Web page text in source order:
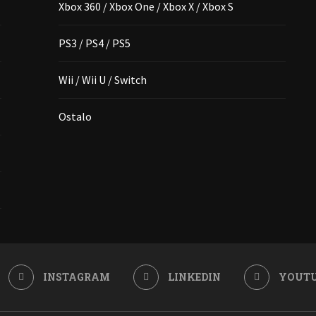
Xbox 360 / Xbox One / Xbox X / Xbox S
PS3 / PS4 / PS5
Wii / Wii U / Switch
Ostalo
INSTAGRAM LINKEDIN